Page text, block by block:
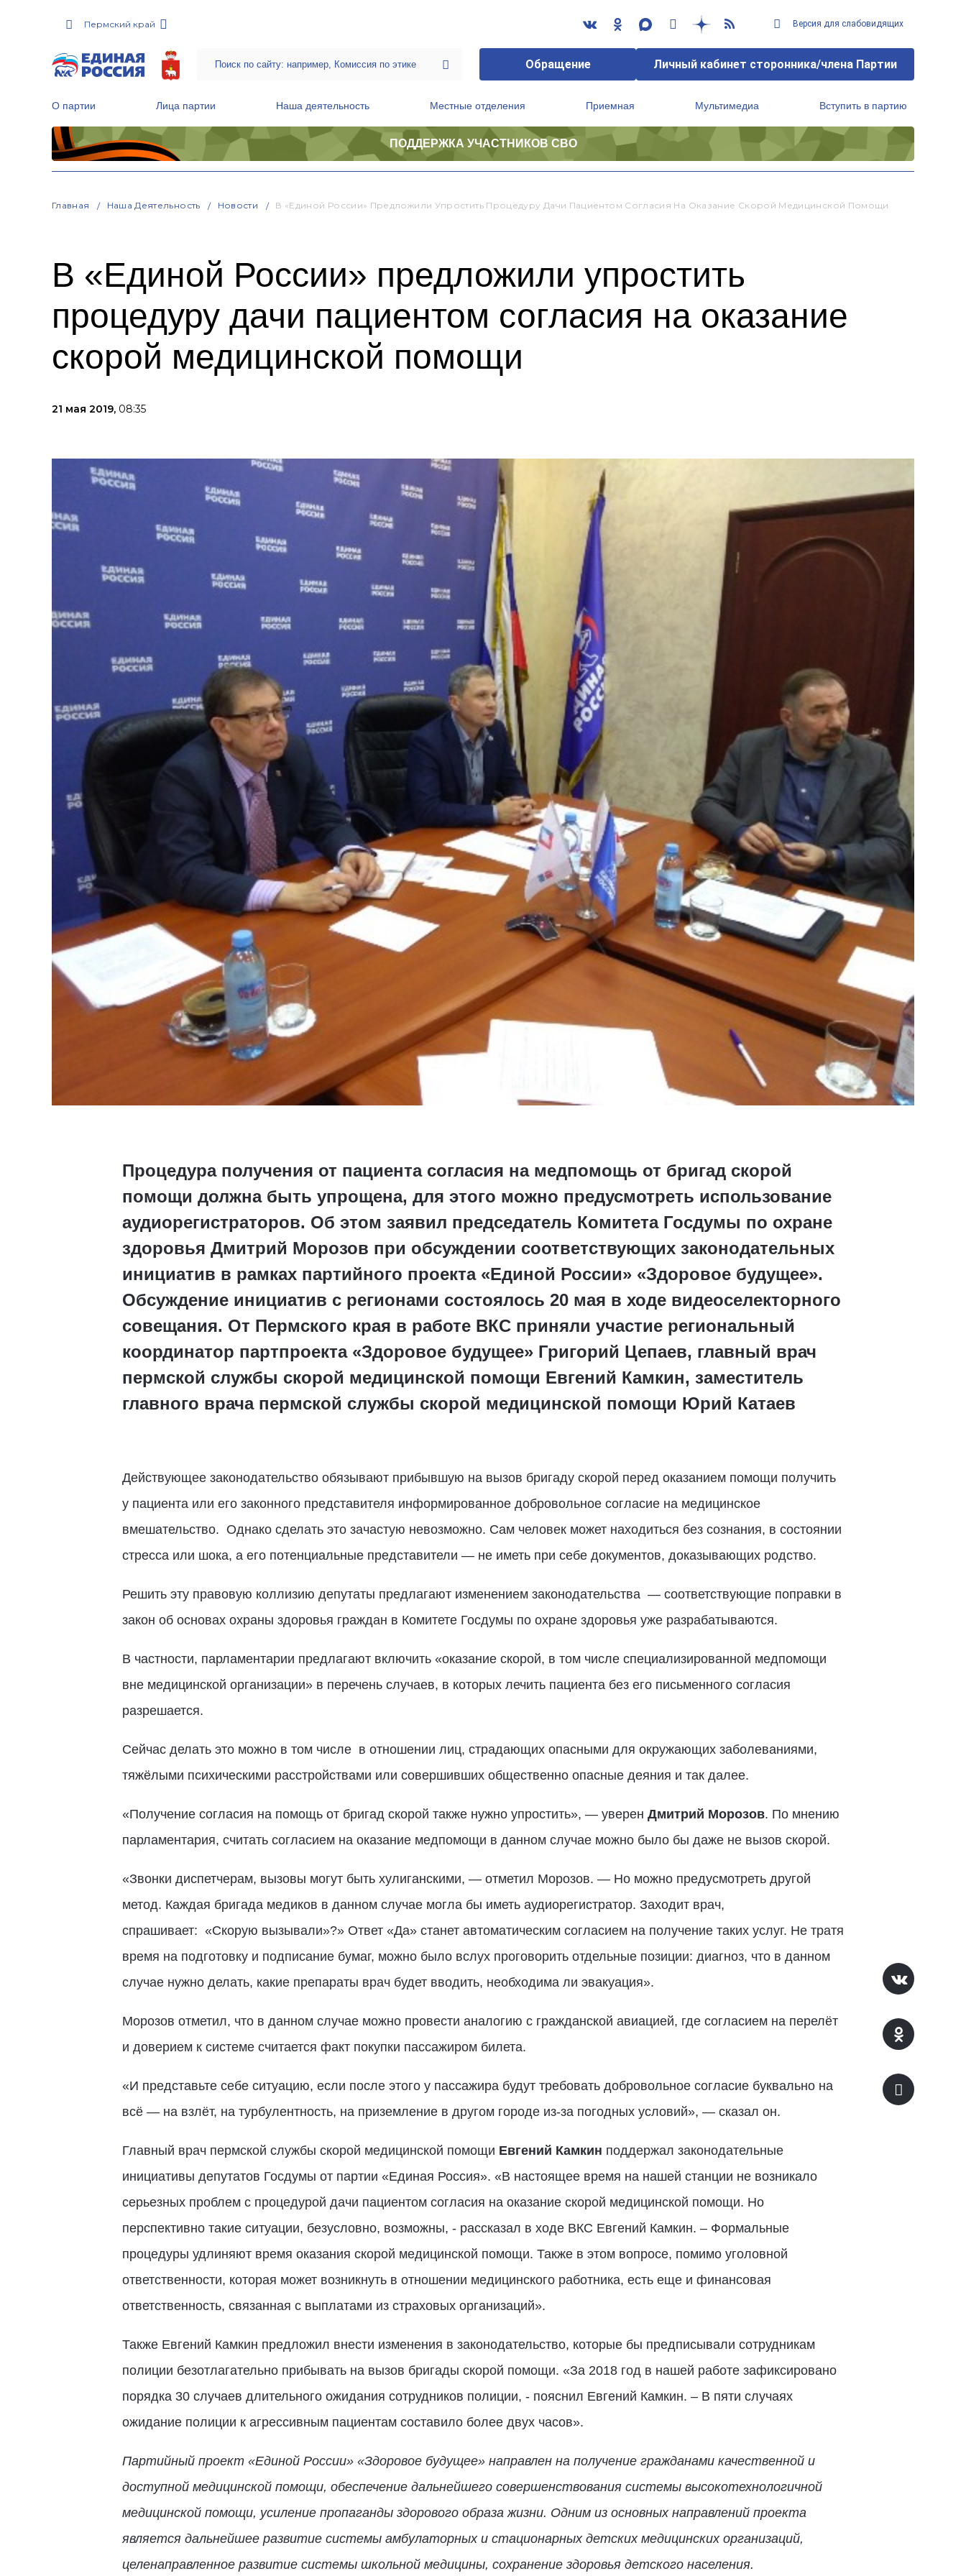
Пермский край Версия для слабовидящих
Обращение Личный кабинет сторонника/члена Партии
О партии Лица партии Наша деятельность Местные отделения Приемная Мультимедиа Вступить в партию
ПОДДЕРЖКА УЧАСТНИКОВ СВО
Главная Наша Деятельность Новости В «Единой России» Предложили Упростить Процедуру Дачи Пациентом Согласия На Оказание Скорой Медицинской Помощи
В «Единой России» предложили упростить
процедуру дачи пациентом согласия на оказание
скорой медицинской помощи
21 мая 2019, 08:35
Процедура получения от пациента согласия на медпомощь от бригад скорой
помощи должна быть упрощена, для этого можно предусмотреть использование
аудиорегистраторов. Об этом заявил председатель Комитета Госдумы по охране
здоровья Дмитрий Морозов при обсуждении соответствующих законодательных
инициатив в рамках партийного проекта «Единой России» «Здоровое будущее».
Обсуждение инициатив с регионами состоялось 20 мая в ходе видеоселекторного
совещания. От Пермского края в работе ВКС приняли участие региональный
координатор партпроекта «Здоровое будущее» Григорий Цепаев, главный врач
пермской службы скорой медицинской помощи Евгений Камкин, заместитель
главного врача пермской службы скорой медицинской помощи Юрий Катаев
Действующее законодательство обязывают прибывшую на вызов бригаду скорой перед оказанием помощи получить
у пациента или его законного представителя информированное добровольное согласие на медицинское
вмешательство. Однако сделать это зачастую невозможно. Сам человек может находиться без сознания, в состоянии
стресса или шока, а его потенциальные представители — не иметь при себе документов, доказывающих родство.
Решить эту правовую коллизию депутаты предлагают изменением законодательства — соответствующие поправки в
закон об основах охраны здоровья граждан в Комитете Госдумы по охране здоровья уже разрабатываются.
В частности, парламентарии предлагают включить «оказание скорой, в том числе специализированной медпомощи
вне медицинской организации» в перечень случаев, в которых лечить пациента без его письменного согласия
разрешается.
Сейчас делать это можно в том числе в отношении лиц, страдающих опасными для окружающих заболеваниями,
тяжёлыми психическими расстройствами или совершивших общественно опасные деяния и так далее.
«Получение согласия на помощь от бригад скорой также нужно упростить», — уверен Дмитрий Морозов. По мнению
парламентария, считать согласием на оказание медпомощи в данном случае можно было бы даже не вызов скорой.
«Звонки диспетчерам, вызовы могут быть хулиганскими, — отметил Морозов. — Но можно предусмотреть другой
метод. Каждая бригада медиков в данном случае могла бы иметь аудиорегистратор. Заходит врач,
спрашивает: «Скорую вызывали»?» Ответ «Да» станет автоматическим согласием на получение таких услуг. Не тратя
время на подготовку и подписание бумаг, можно было вслух проговорить отдельные позиции: диагноз, что в данном
случае нужно делать, какие препараты врач будет вводить, необходима ли эвакуация».
Морозов отметил, что в данном случае можно провести аналогию с гражданской авиацией, где согласием на перелёт
и доверием к системе считается факт покупки пассажиром билета.
«И представьте себе ситуацию, если после этого у пассажира будут требовать добровольное согласие буквально на
всё — на взлёт, на турбулентность, на приземление в другом городе из-за погодных условий», — сказал он.
Главный врач пермской службы скорой медицинской помощи Евгений Камкин поддержал законодательные
инициативы депутатов Госдумы от партии «Единая Россия». «В настоящее время на нашей станции не возникало
серьезных проблем с процедурой дачи пациентом согласия на оказание скорой медицинской помощи. Но
перспективно такие ситуации, безусловно, возможны, - рассказал в ходе ВКС Евгений Камкин. – Формальные
процедуры удлиняют время оказания скорой медицинской помощи. Также в этом вопросе, помимо уголовной
ответственности, которая может возникнуть в отношении медицинского работника, есть еще и финансовая
ответственность, связанная с выплатами из страховых организаций».
Также Евгений Камкин предложил внести изменения в законодательство, которые бы предписывали сотрудникам
полиции безотлагательно прибывать на вызов бригады скорой помощи. «За 2018 год в нашей работе зафиксировано
порядка 30 случаев длительного ожидания сотрудников полиции, - пояснил Евгений Камкин. – В пяти случаях
ожидание полиции к агрессивным пациентам составило более двух часов».
Партийный проект «Единой России» «Здоровое будущее» направлен на получение гражданами качественной и
доступной медицинской помощи, обеспечение дальнейшего совершенствования системы высокотехнологичной
медицинской помощи, усиление пропаганды здорового образа жизни. Одним из основных направлений проекта
является дальнейшее развитие системы амбулаторных и стационарных детских медицинских организаций,
целенаправленное развитие системы школьной медицины, сохранение здоровья детского населения.